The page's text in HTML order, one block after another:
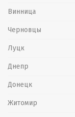
Винница
Черновцы
Луцк
Днепр
Донецк
Житомир